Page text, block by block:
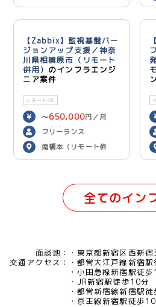
【Zabbix】監視基盤バー
ジョンアップ支援／神奈
川県相模原市（リモート
併用） のインフラエンジ
ニア案件
リモートOK
〜650,000円／月
フリーランス
南橋本（リモート併
用）
全てのイン
面談地：
東京都新宿区西新
交通アクセス：
都営大江戸線新宿駅
小田急線新宿駅徒歩
JR新宿駅徒歩10分
都営新宿線新宿駅徒
京王線新宿駅徒歩